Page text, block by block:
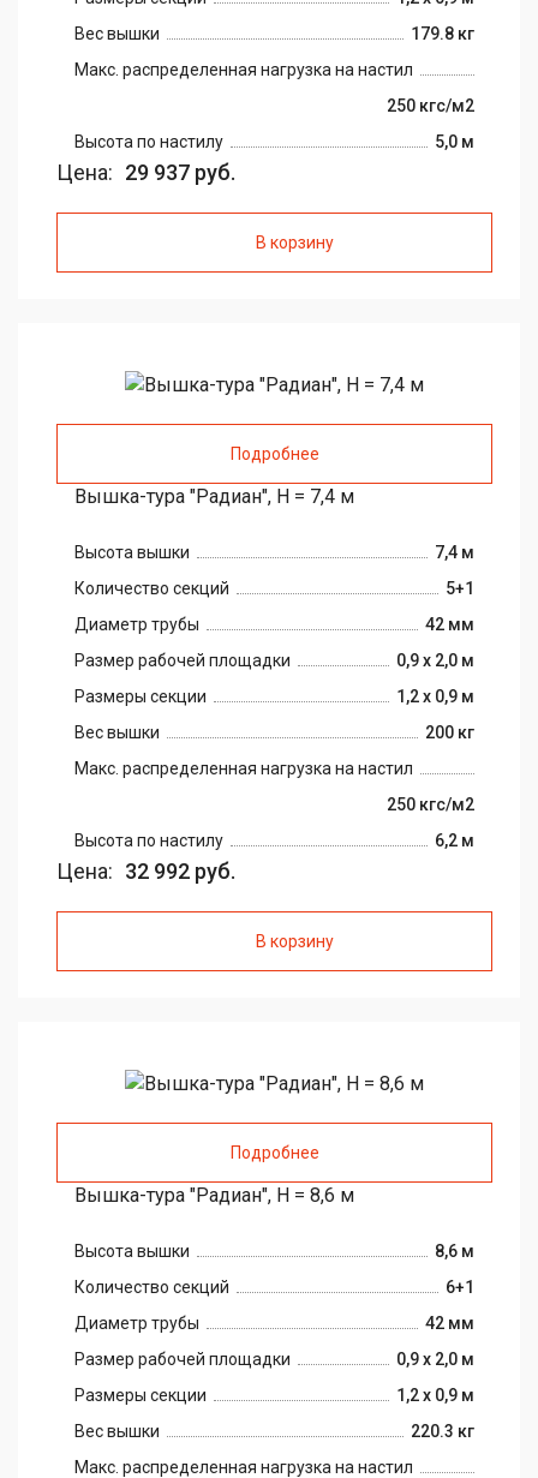
Вес вышки
179.8 кг
Макс. распределенная нагрузка на настил
250 кгс/м2
Высота по настилу
5,0 м
Цена: 29 937 руб.
В корзину
Подробнее
Вышка-тура "Радиан", H = 7,4 м
Высота вышки
7,4 м
Количество секций
5+1
Диаметр трубы
42 мм
Размер рабочей площадки
0,9 х 2,0 м
Размеры секции
1,2 х 0,9 м
Вес вышки
200 кг
Макс. распределенная нагрузка на настил
250 кгс/м2
Высота по настилу
6,2 м
Цена: 32 992 руб.
В корзину
Подробнее
Вышка-тура "Радиан", H = 8,6 м
Высота вышки
8,6 м
Количество секций
6+1
Диаметр трубы
42 мм
Размер рабочей площадки
0,9 х 2,0 м
Размеры секции
1,2 х 0,9 м
Вес вышки
220.3 кг
Макс. распределенная нагрузка на настил